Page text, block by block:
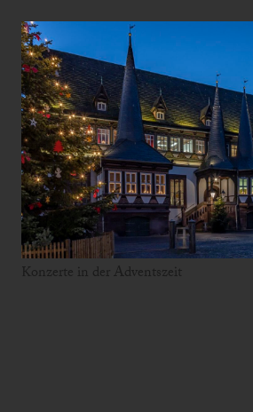
Konzerte in der Adventszeit